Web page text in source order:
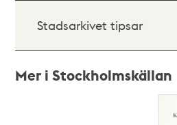
Stadsarkivet tipsar
Mer i Stockholmskällan